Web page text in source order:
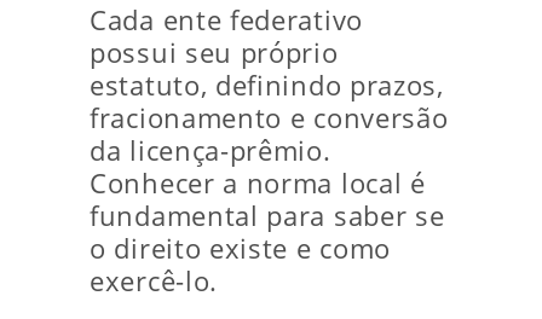
Cada ente federativo
possui seu próprio
estatuto, definindo prazos,
fracionamento e conversão
da licença-prêmio.
Conhecer a norma local é
fundamental para saber se
o direito existe e como
exercê-lo.